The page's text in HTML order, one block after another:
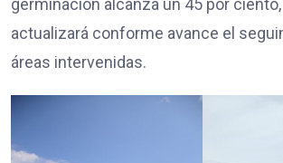
germinación alcanza un 45 por
actualizará conforme avance el
áreas intervenidas.